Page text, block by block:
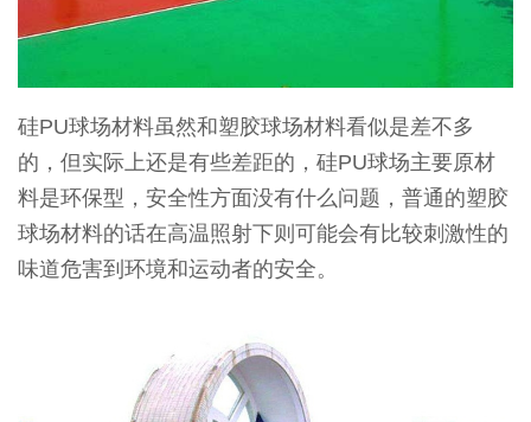
硅PU球场材料虽然和塑胶球场材料看似是差不多
的，但实际上还是有些差距的，硅PU球场主要原材
料是环保型，安全性方面没有什么问题，普通的塑胶
球场材料的话在高温照射下则可能会有比较刺激性的
味道危害到环境和运动者的安全。